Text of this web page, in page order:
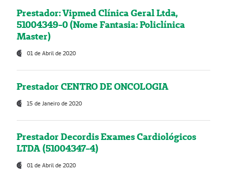
Prestador: Vipmed Clínica Geral Ltda,
51004349-0 (Nome Fantasia: Policlínica
Master)
01 de Abril de 2020
Prestador CENTRO DE ONCOLOGIA
15 de Janeiro de 2020
Prestador Decordis Exames Cardiológicos
LTDA (51004347-4)
01 de Abril de 2020